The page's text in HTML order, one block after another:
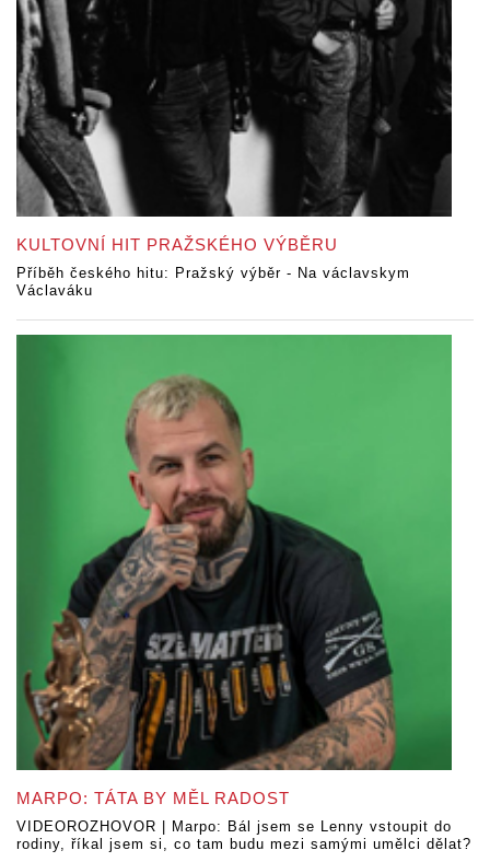
KULTOVNÍ HIT PRAŽSKÉHO VÝBĚRU
Příběh českého hitu: Pražský výběr - Na václavskym
Václaváku
MARPO: TÁTA BY MĚL RADOST
VIDEOROZHOVOR | Marpo: Bál jsem se Lenny vstoupit do
rodiny, říkal jsem si, co tam budu mezi samými umělci dělat?